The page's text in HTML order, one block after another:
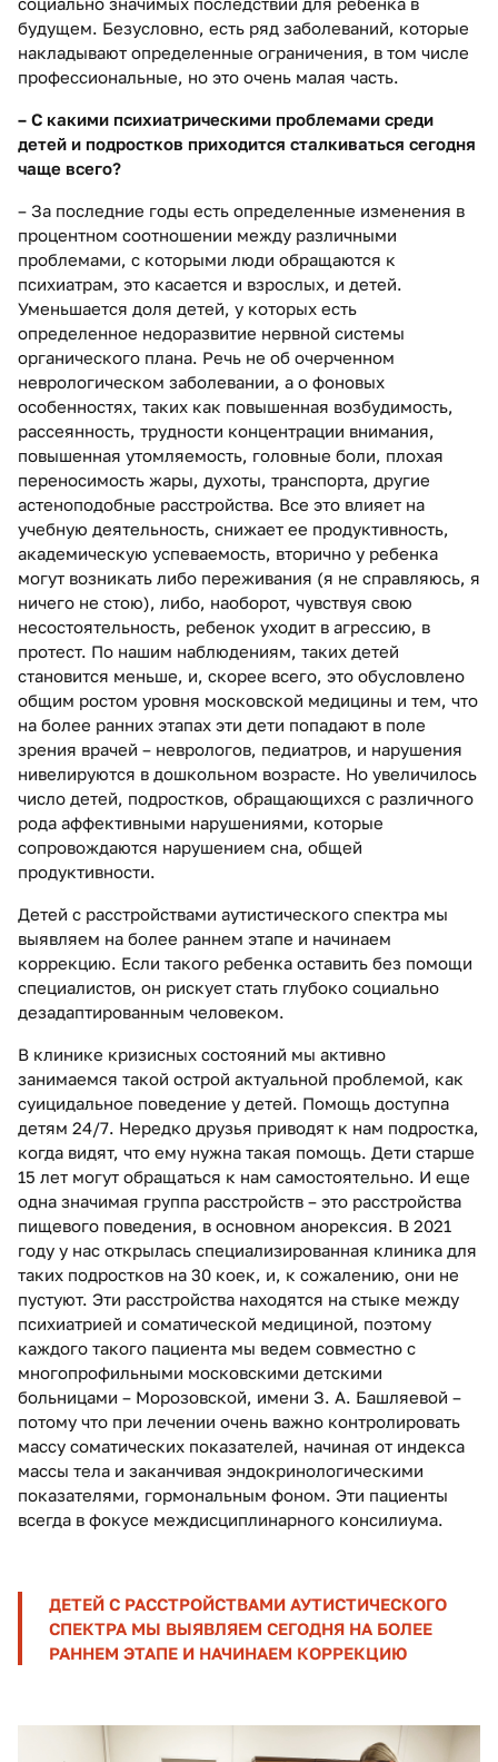
будущем. Безусловно, есть ряд заболеваний, которые
накладывают определенные ограничения, в том числе
профессиональные, но это очень малая часть.
– С какими психиатрическими проблемами среди
детей и подростков приходится сталкиваться сегодня
чаще всего?
– За последние годы есть определенные изменения в
процентном соотношении между различными
проблемами, с которыми люди обращаются к
психиатрам, это касается и взрослых, и детей.
Уменьшается доля детей, у которых есть
определенное недоразвитие нервной системы
органического плана. Речь не об очерченном
неврологическом заболевании, а о фоновых
особенностях, таких как повышенная возбудимость,
рассеянность, трудности концентрации внимания,
повышенная утомляемость, головные боли, плохая
переносимость жары, духоты, транспорта, другие
астеноподобные расстройства. Все это влияет на
учебную деятельность, снижает ее продуктивность,
академическую успеваемость, вторично у ребенка
могут возникать либо переживания (я не справляюсь, я
ничего не стою), либо, наоборот, чувствуя свою
несостоятельность, ребенок уходит в агрессию, в
протест. По нашим наблюдениям, таких детей
становится меньше, и, скорее всего, это обусловлено
общим ростом уровня московской медицины и тем, что
на более ранних этапах эти дети попадают в поле
зрения врачей – неврологов, педиатров, и нарушения
нивелируются в дошкольном возрасте. Но увеличилось
число детей, подростков, обращающихся с различного
рода аффективными нарушениями, которые
сопровождаются нарушением сна, общей
продуктивности.
Детей с расстройствами аутистического спектра мы
выявляем на более раннем этапе и начинаем
коррекцию. Если такого ребенка оставить без помощи
специалистов, он рискует стать глубоко социально
дезадаптированным человеком.
В клинике кризисных состояний мы активно
занимаемся такой острой актуальной проблемой, как
суицидальное поведение у детей. Помощь доступна
детям 24/7. Нередко друзья приводят к нам подростка,
когда видят, что ему нужна такая помощь. Дети старше
15 лет могут обращаться к нам самостоятельно. И еще
одна значимая группа расстройств – это расстройства
пищевого поведения, в основном анорексия. В 2021
году у нас открылась специализированная клиника для
таких подростков на 30 коек, и, к сожалению, они не
пустуют. Эти расстройства находятся на стыке между
психиатрией и соматической медициной, поэтому
каждого такого пациента мы ведем совместно с
многопрофильными московскими детскими
больницами – Морозовской, имени З. А. Башляевой –
потому что при лечении очень важно контролировать
массу соматических показателей, начиная от индекса
массы тела и заканчивая эндокринологическими
показателями, гормональным фоном. Эти пациенты
всегда в фокусе междисциплинарного консилиума.
ДЕТЕЙ С РАССТРОЙСТВАМИ АУТИСТИЧЕСКОГО
СПЕКТРА МЫ ВЫЯВЛЯЕМ СЕГОДНЯ НА БОЛЕЕ
РАННЕМ ЭТАПЕ И НАЧИНАЕМ КОРРЕКЦИЮ